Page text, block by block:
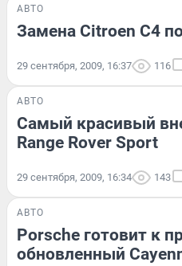
АВТО
Замена Citroen C4
29 сентября, 2009, 16:37 116
АВТО
Самый красивый
Range Rover Sport
29 сентября, 2009, 16:34 143
АВТО
Porsche готовит к
обновленный